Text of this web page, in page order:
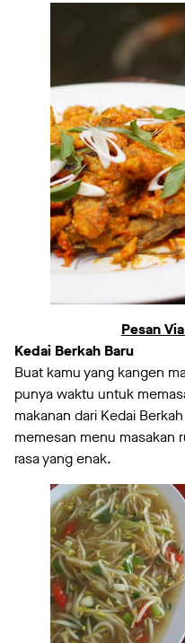
Pesan
Kedai Berkah Baru
Buat kamu yang kangen
punya waktu untuk
makanan dari Kedai
memesan menu masakan
rasa yang enak.